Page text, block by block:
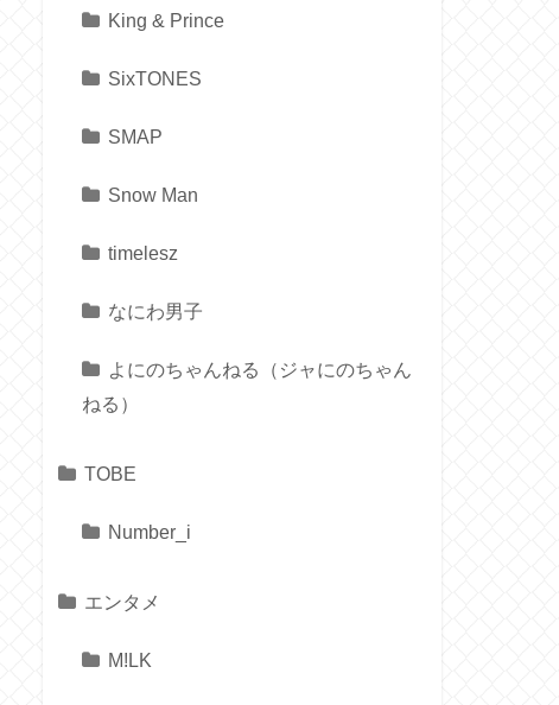
King & Prince
SixTONES
SMAP
Snow Man
timelesz
なにわ男子
よにのちゃんねる（ジャにのちゃん
ねる）
TOBE
Number_i
エンタメ
M!LK